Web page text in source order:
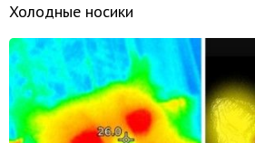
Холодные носики